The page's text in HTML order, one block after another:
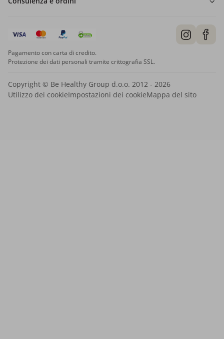
Pagamento con carta di credito.
Protezione dei dati personali tramite crittografia SSL.
Copyright © Be Healthy Group d.o.o. 2012 - 2026
Utilizzo dei cookieImpostazioni dei cookieMappa del sito